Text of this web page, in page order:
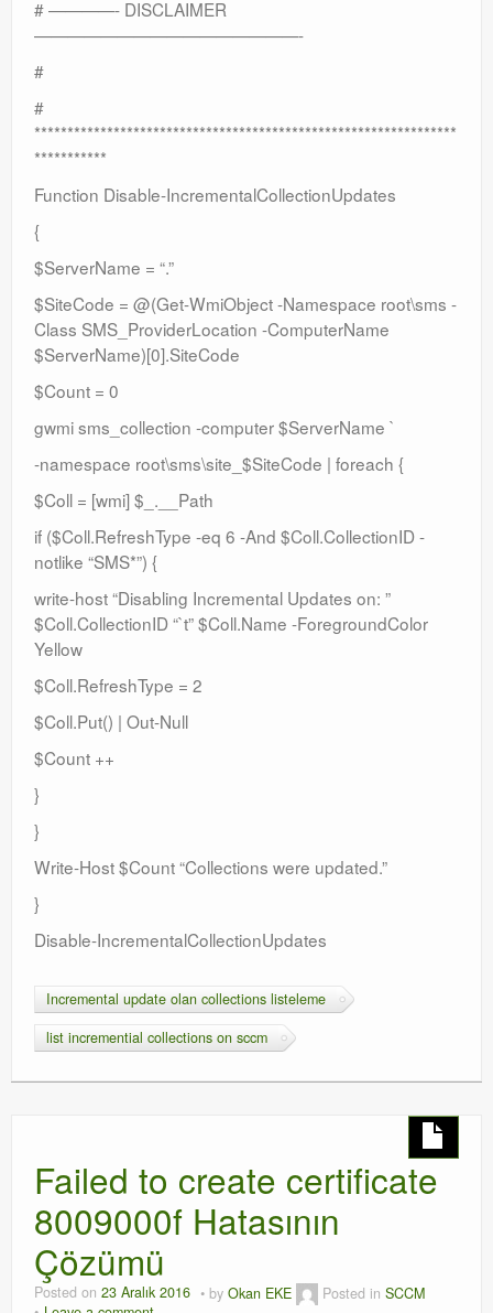
# ————- DISCLAIMER
————————————————-
#
#
****************************************************************
***********
Function Disable-IncrementalCollectionUpdates
{
$ServerName = “.”
$SiteCode = @(Get-WmiObject -Namespace root\sms -
Class SMS_ProviderLocation -ComputerName
$ServerName)[0].SiteCode
$Count = 0
gwmi sms_collection -computer $ServerName `
-namespace root\sms\site_$SiteCode | foreach {
$Coll = [wmi] $_.__Path
if ($Coll.RefreshType -eq 6 -And $Coll.CollectionID -
notlike “SMS*”) {
write-host “Disabling Incremental Updates on: ”
$Coll.CollectionID “`t” $Coll.Name -ForegroundColor
Yellow
$Coll.RefreshType = 2
$Coll.Put() | Out-Null
$Count ++
}
}
Write-Host $Count “Collections were updated.”
}
Disable-IncrementalCollectionUpdates
Incremental update olan collections listeleme
list incremential collections on sccm
Failed to create certificate
8009000f Hatasının
Çözümü
Posted on 23 Aralık 2016 by Okan EKE Posted in SCCM